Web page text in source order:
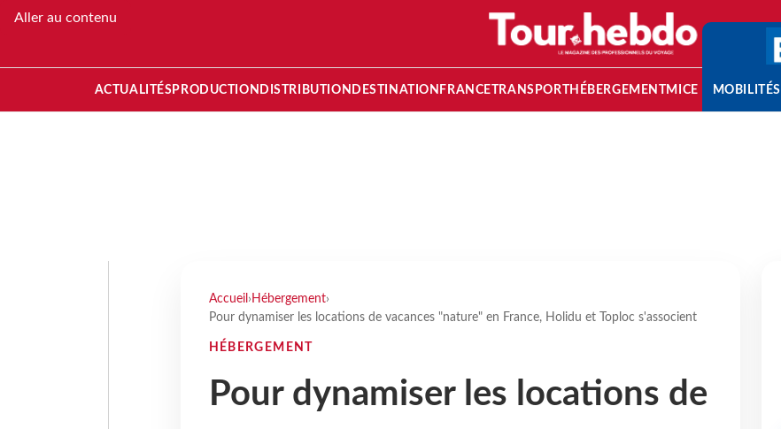
Aller au contenu
ACTUALITÉS PRODUCTION DISTRIBUTION DESTINATION FRANCETRANSPORT HÉBERGEMENTMICE MOBILITÉS
Accueil › Hébergement›
Pour dynamiser les locations de vacances "nature" en France, Holidu et Toploc s'associent
HÉBERGEMENT
Pour dynamiser les locations de